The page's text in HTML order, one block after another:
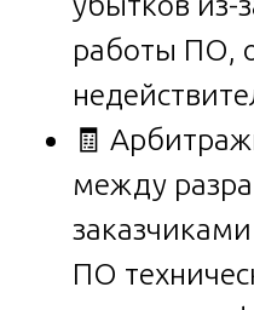
работы ПО,
🧾
между
ПО